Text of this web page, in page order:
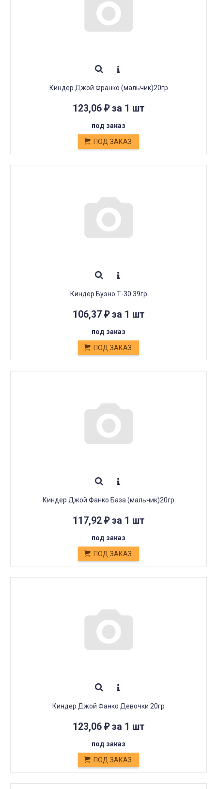
Киндер Джой Франко (мальчик)20гр
123,06 ₽за 1 шт
под заказ
ПОД ЗАКАЗ
Киндер Буэно Т-30 39гр
106,37 ₽за 1 шт
под заказ
ПОД ЗАКАЗ
Киндер Джой Фанко База (мальчик)20гр
117,92 ₽за 1 шт
под заказ
ПОД ЗАКАЗ
Киндер Джой Фанко Девочки 20гр
123,06 ₽за 1 шт
под заказ
ПОД ЗАКАЗ